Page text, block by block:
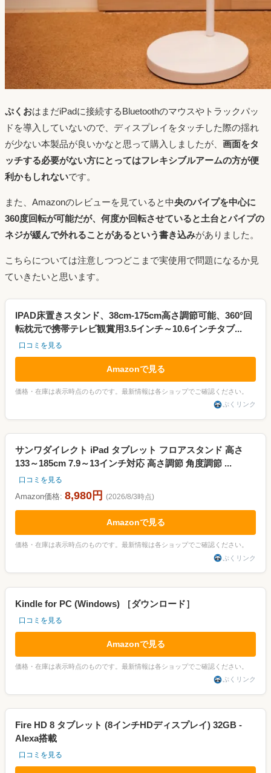
ぷくおはまだiPadに接続するBluetoothのマウスやトラックパッ
ドを導入していないので、ディスプレイをタッチした際の揺れ
が少ない本製品が良いかなと思って購入しましたが、 画面をタ
ッチする必要がない方にとってはフレキシブルアームの方が便
利かもしれないです。
また、Amazonのレビューを見ていると中央のパイプを中心に
360度回転が可能だが、何度か回転させていると土台とパイプの
ネジが緩んで外れることがあるという書き込みがありました。
こちらについては注意しつつどこまで実使用で問題になるか見
ていきたいと思います。
IPAD床置きスタンド、38cm-175cm高さ調節可能、360°回
転枕元で携帯テレビ観賞用3.5インチ～10.6インチタブ...
口コミを見る
Amazonで見る
価格・在庫は表示時点のものです。最新情報は各ショップでご確認ください。
ぷくリンク
サンワダイレクト iPad タブレット フロアスタンド 高さ
133～185cm 7.9～13インチ対応 高さ調節 角度調節 ...
口コミを見る
Amazon価格: 8,980円 (2026/8/3時点)
Amazonで見る
価格・在庫は表示時点のものです。最新情報は各ショップでご確認ください。
ぷくリンク
Kindle for PC (Windows) ［ダウンロード］
口コミを見る
Amazonで見る
価格・在庫は表示時点のものです。最新情報は各ショップでご確認ください。
ぷくリンク
Fire HD 8 タブレット (8インチHDディスプレイ) 32GB -
Alexa搭載
口コミを見る